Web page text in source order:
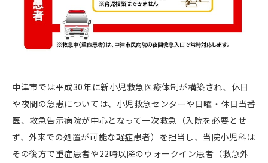
中津市では平成30年に新小児救急医療体制が構築され、休日
や夜間の急患については、小児救急センターや日曜・休日当番
医、救急告示病院が中心となって一次救急（入院を必要とせ
ず、外来での処置が可能な軽症患者）を担当し、当院小児科は
その後方で重症患者や22時以降のウォークイン患者（救急外